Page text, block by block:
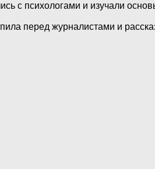
с психологами и изучали
перед журналистами и